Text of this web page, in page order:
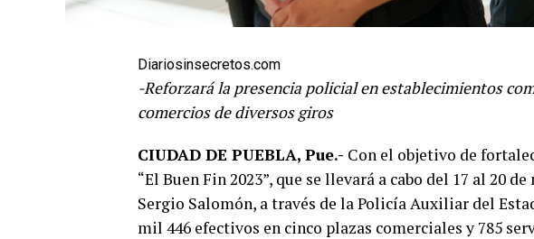
Diariosinsecretos.com
-Reforzará la presencia policial en establecimientos
comercios de diversos giros
CIUDAD DE PUEBLA, Pue.- Con el objetivo de
“El Buen Fin 2023”, que se llevará a cabo del 17 al 20
Sergio Salomón, a través de la Policía Auxiliar del
mil 446 efectivos en cinco plazas comerciales y 785